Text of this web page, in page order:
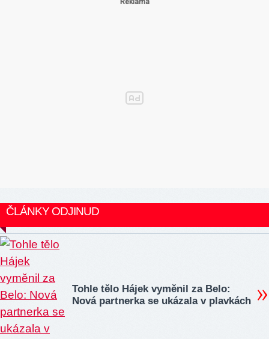
ČLÁNKY ODJINUD
Tohle tělo Hájek vyměnil za Belo:
Nová partnerka se ukázala v plavkách